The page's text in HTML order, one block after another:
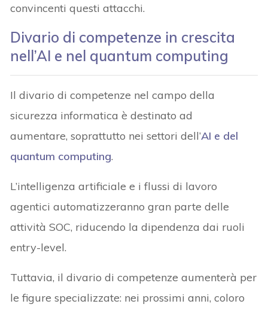
convincenti questi attacchi.
Divario di competenze in crescita
nell’AI e nel quantum computing
Il divario di competenze nel campo della
sicurezza informatica è destinato ad
aumentare, soprattutto nei settori dell’AI e del
quantum computing.
L’intelligenza artificiale e i flussi di lavoro
agentici automatizzeranno gran parte delle
attività SOC, riducendo la dipendenza dai ruoli
entry-level.
Tuttavia, il divario di competenze aumenterà per
le figure specializzate: nei prossimi anni, coloro